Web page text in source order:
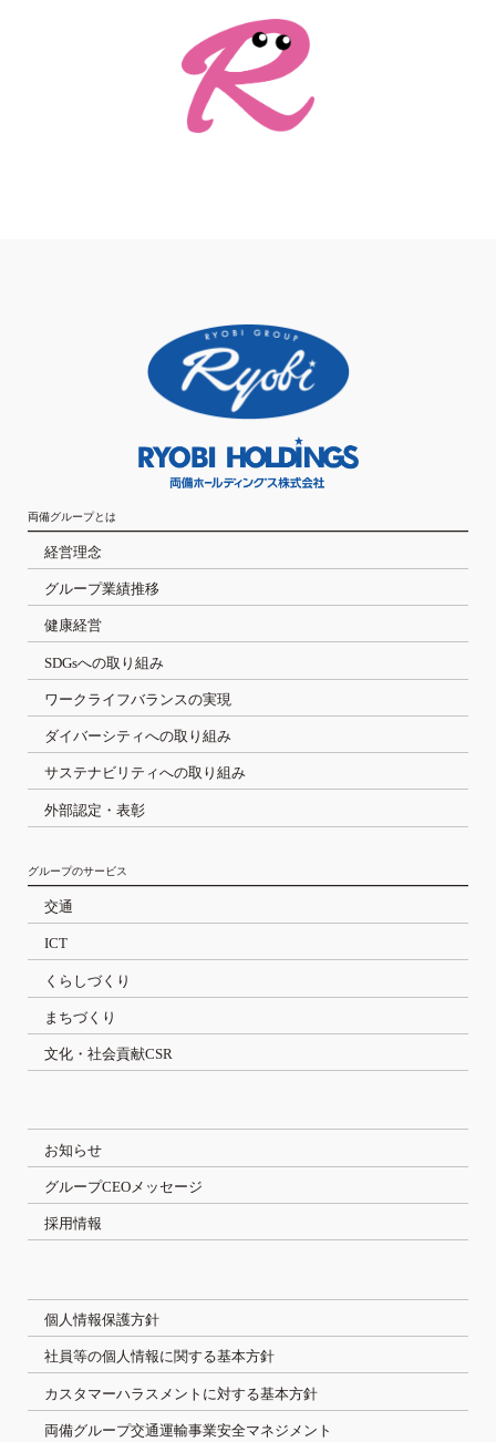
両備グループとは
経営理念
グループ業績推移
健康経営
SDGsへの取り組み
ワークライフバランスの実現
ダイバーシティへの取り組み
サステナビリティへの取り組み
外部認定・表彰
グループのサービス
交通
ICT
くらしづくり
まちづくり
文化・社会貢献CSR
お知らせ
グループCEOメッセージ
採用情報
個人情報保護方針
社員等の個人情報に関する基本方針
カスタマーハラスメントに対する基本方針
両備グループ交通運輸事業安全マネジメント